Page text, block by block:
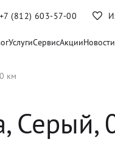
УслугиСервисАкцииНовости
+7 (812) 603-57-00
км
Серый,